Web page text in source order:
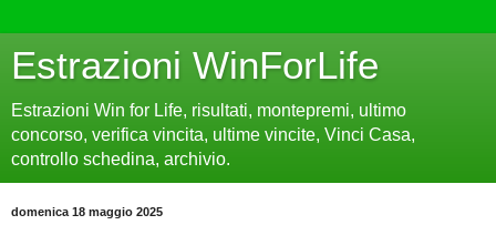
Estrazioni WinForLife
Estrazioni Win for Life, risultati, montepremi, ultimo
concorso, verifica vincita, ultime vincite, Vinci Casa,
controllo schedina, archivio.
domenica 18 maggio 2025